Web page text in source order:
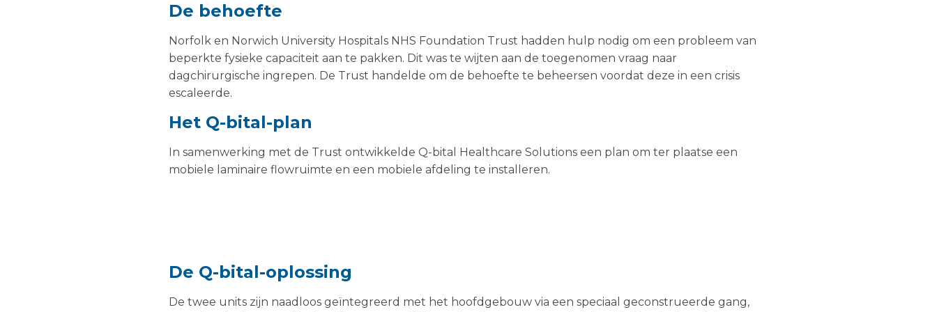
De behoefte
Norfolk en Norwich University Hospitals NHS Foundation Trust hadden hulp nodig om een probleem van
beperkte fysieke capaciteit aan te pakken. Dit was te wijten aan de toegenomen vraag naar
dagchirurgische ingrepen. De Trust handelde om de behoefte te beheersen voordat deze in een crisis
escaleerde.
Het Q-bital-plan
In samenwerking met de Trust ontwikkelde Q-bital Healthcare Solutions een plan om ter plaatse een
mobiele laminaire flowruimte en een mobiele afdeling te installeren.
De Q-bital-oplossing
De twee units zijn naadloos geïntegreerd met het hoofdgebouw via een speciaal geconstrueerde gang,